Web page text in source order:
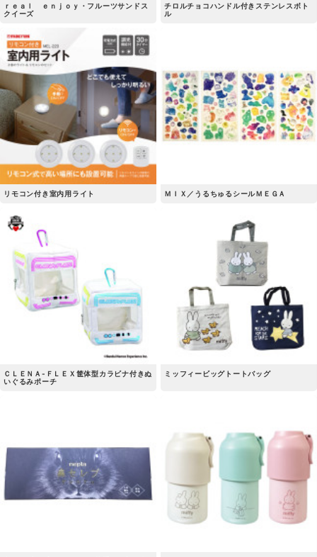
ｒｅａｌ ｅｎｊｏｙ・フルーツサンドス
クイーズ
チロルチョコハンドル付きステンレスボト
ル
リモコン付き室内用ライト ＭＩＸ／うるちゅるシールＭＥＧＡ
ＣＬＥＮＡ-ＦＬＥＸ筐体型カラビナ付きぬ
いぐるみポーチ
ミッフィービッグトートバッグ